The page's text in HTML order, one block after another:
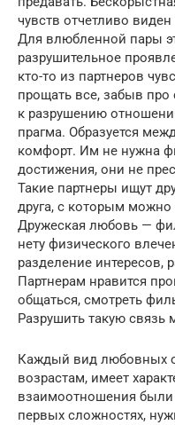
чувств отчетливо
Для влюбленной пары
разрушительное
кто-то из партнеров
прощать все, забыв про
к разрушению
прагма. Образуется
комфорт. Им не нужна
достижения, они не
Такие партнеры ищут
друга, с которым
Дружеская любовь —
нету физического
разделение интересов,
Партнерам нравится
общаться, смотреть
Разрушить такую
Каждый вид любовных
возрастам, имеет
взаимоотношения были
первых сложностях,